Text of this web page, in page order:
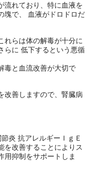
流れており、特に血液を
塊で、 血液がドロドロだ
れらは体の解毒が十分に
らに 低下するという悪循
毒と血流改善が大切で
改善しますので、腎臓病
炎 抗アレルギーＩｇＥ
を改善することによりス
用抑制をサポートしま